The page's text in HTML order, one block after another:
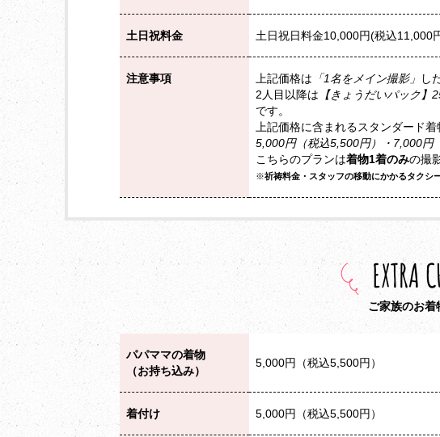
土日祝料金 土日祝日料金10,000円(税込11,000
注意事項 上記価格は 「1名をメイン撮影」
し
2人目以降は 【きょうだいパック】
です。
上記価格に含まれるスタンダード着
5,000円（税込5,500円）・7,000円
こちらのプランは着物1着のみの撮
※祈祷料金・スタッフの移動にかかるタクシ
EXTRA
ご家族のお着
パパママの着物
（お持ち込み）
5,000円（税込5,500円）
着付け 5,000円（税込5,500円）